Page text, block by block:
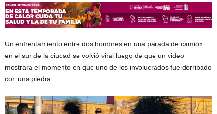
Un enfrentamiento entre dos hombres en una parada de camión
en el sur de la ciudad se volvió viral luego de que un video
mostrara el momento en que uno de los involucrados fue derribado
con una piedra.